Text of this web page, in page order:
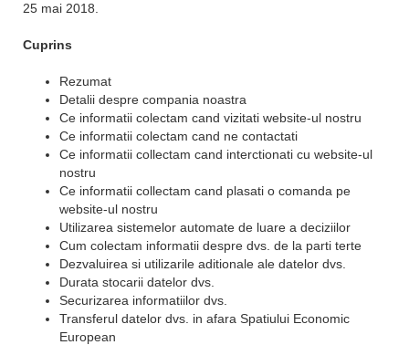
25 mai 2018.
Cuprins
Rezumat
Detalii despre compania noastra
Ce informatii colectam cand vizitati website-ul nostru
Ce informatii colectam cand ne contactati
Ce informatii collectam cand interctionati cu website-ul
nostru
Ce informatii collectam cand plasati o comanda pe
website-ul nostru
Utilizarea sistemelor automate de luare a deciziilor
Cum colectam informatii despre dvs. de la parti terte
Dezvaluirea si utilizarile aditionale ale datelor dvs.
Durata stocarii datelor dvs.
Securizarea informatiilor dvs.
Transferul datelor dvs. in afara Spatiului Economic
European